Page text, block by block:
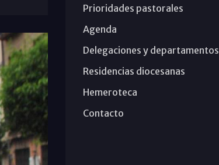
Prioridades pastorales
Agenda
Delegaciones y departamentos
Residencias diocesanas
Hemeroteca
Contacto